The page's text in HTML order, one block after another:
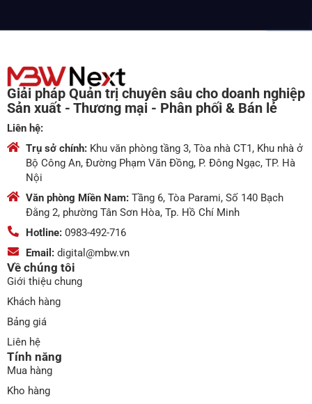
Giải pháp Quản trị chuyên sâu cho doanh nghiệp
Sản xuất - Thương mại - Phân phối & Bán lẻ
Liên hệ:
Trụ sở chính: Khu văn phòng tầng 3, Tòa nhà CT1, Khu nhà ở
Bộ Công An, Đường Phạm Văn Đồng, P. Đông Ngạc, TP. Hà
Nội
Văn phòng Miền Nam: Tầng 6, Tòa Parami, Số 140 Bạch
Đằng 2, phường Tân Sơn Hòa, Tp. Hồ Chí Minh
Hotline: 0983-492-716
Email: digital@mbw.vn
Về chúng tôi
Giới thiệu chung
Khách hàng
Bảng giá
Liên hệ
Tính năng
Mua hàng
Kho hàng